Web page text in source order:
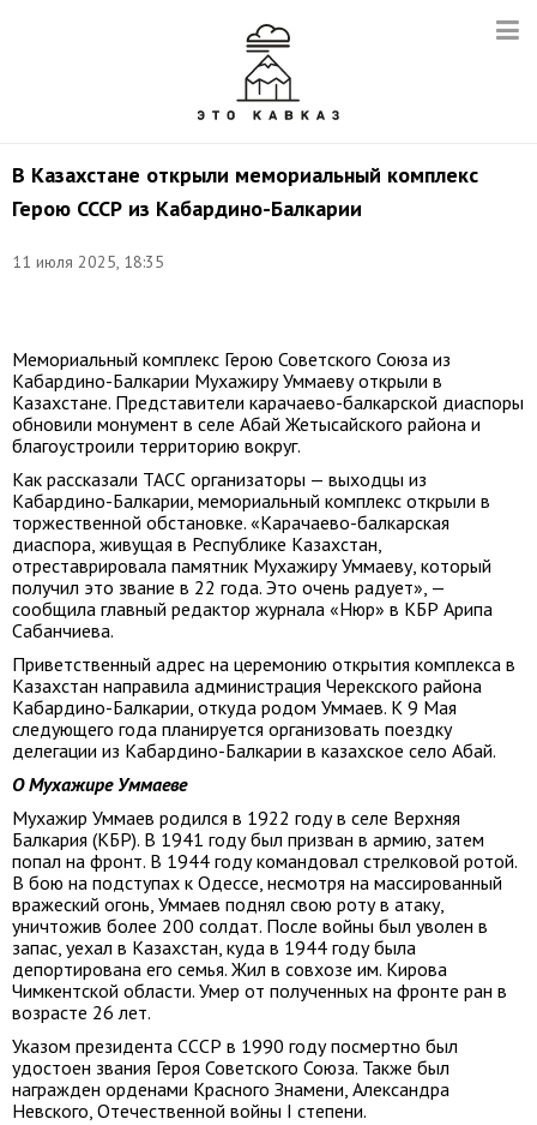
В Казахстане открыли мемориальный комплекс
Герою СССР из Кабардино-Балкарии
11 июля 2025, 18:35
с
Мемориальный комплекс Герою Советского Союза из
Кабардино-Балкарии Мухажиру Уммаеву открыли в
Казахстане. Представители карачаево-балкарской диаспоры
обновили монумент в селе Абай Жетысайского района и
благоустроили территорию вокруг.
Как рассказали ТАСС организаторы — выходцы из
Кабардино-Балкарии, мемориальный комплекс открыли в
торжественной обстановке. «Карачаево-балкарская
диаспора, живущая в Республике Казахстан,
отреставрировала памятник Мухажиру Уммаеву, который
получил это звание в 22 года. Это очень радует», —
сообщила главный редактор журнала «Нюр» в КБР Арипа
Сабанчиева.
Приветственный адрес на церемонию открытия комплекса в
Казахстан направила администрация Черекского района
Кабардино-Балкарии, откуда родом Уммаев. К 9 Мая
следующего года планируется организовать поездку
делегации из Кабардино-Балкарии в казахское село Абай.
О Мухажире Уммаеве
Мухажир Уммаев родился в 1922 году в селе Верхняя
Балкария (КБР). В 1941 году был призван в армию, затем
попал на фронт. В 1944 году командовал стрелковой ротой.
В бою на подступах к Одессе, несмотря на массированный
вражеский огонь, Уммаев поднял свою роту в атаку,
уничтожив более 200 солдат. После войны был уволен в
запас, уехал в Казахстан, куда в 1944 году была
депортирована его семья. Жил в совхозе им. Кирова
Чимкентской области. Умер от полученных на фронте ран в
возрасте 26 лет.
Указом президента СССР в 1990 году посмертно был
удостоен звания Героя Советского Союза. Также был
награжден орденами Красного Знамени, Александра
Невского, Отечественной войны I степени.